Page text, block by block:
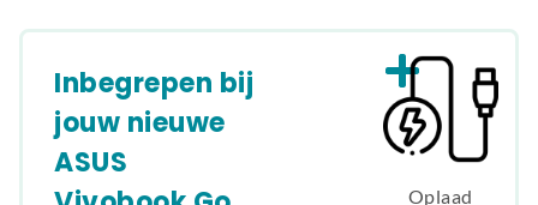
Inbegrepen bij
jouw nieuwe
ASUS
Oplaad